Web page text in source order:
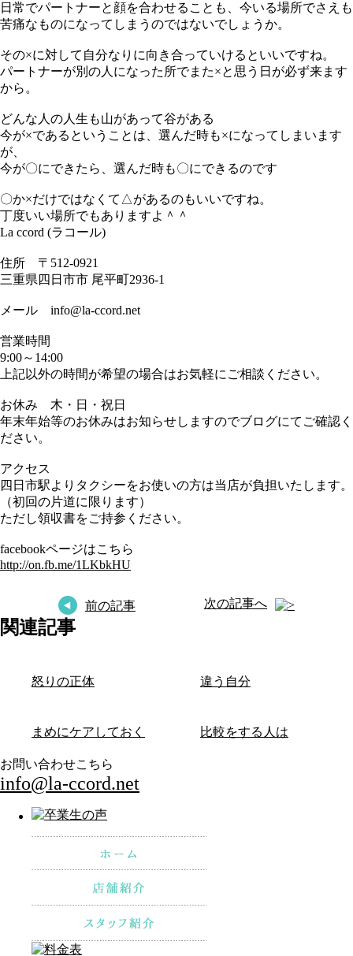
日常でパートナーと顔を合わせることも、今いる場所でさえも
苦痛なものになってしまうのではないでしょうか。
その×に対して自分なりに向き合っていけるといいですね。
パートナーが別の人になった所でまた×と思う日が必ず来ます
から。
どんな人の人生も山があって谷がある
今が×であるということは、選んだ時も×になってしまいます
が、
今が〇にできたら、選んだ時も〇にできるのです
〇か×だけではなくて△があるのもいいですね。
丁度いい場所でもありますよ＾＾
La ccord (ラコール)
住所 〒512-0921
三重県四日市市 尾平町2936-1
メール info@la-ccord.net
営業時間
9:00～14:00
上記以外の時間が希望の場合はお気軽にご相談ください。
お休み 木・日・祝日
年末年始等のお休みはお知らせしますのでブログにてご確認く
ださい。
アクセス
四日市駅よりタクシーをお使いの方は当店が負担いたします。
（初回の片道に限ります）
ただし領収書をご持参ください。
facebookページはこちら
http://on.fb.me/1LKbkHU
前の記事 次の記事へ
関連記事
怒りの正体 違う自分
まめにケアしておく 比較をする人は
お問い合わせこちら
info@la-ccord.net